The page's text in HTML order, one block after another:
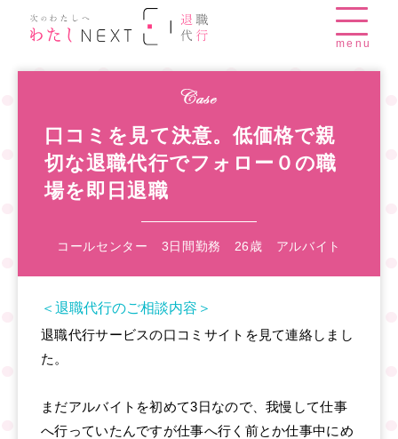
menu
口コミを見て決意。低価格で親
切な退職代行でフォロー０の職
場を即日退職
コールセンター 3日間勤務 26歳 アルバイト
＜退職代行のご相談内容＞
退職代行サービスの口コミサイトを見て連絡しまし
た。
まだアルバイトを初めて3日なので、我慢して仕事
へ行っていたんですが仕事へ行く前とか仕事中にめ